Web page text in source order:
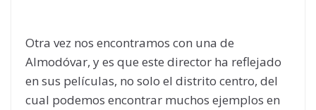
Otra vez nos encontramos con una de
Almodóvar, y es que este director ha reflejado
en sus películas, no solo el distrito centro, del
cual podemos encontrar muchos ejemplos en